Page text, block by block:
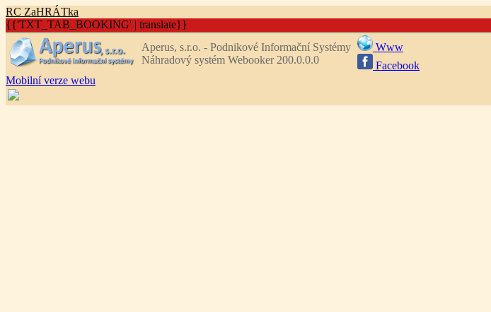
RC ZaHRÁTka
{{'TXT_TAB_BOOKING' | translate}}
Aperus, s.r.o. - Podnikové Informační Systémy
Náhradový systém Webooker 200.0.0.0
Www
Facebook
Mobilní verze webu